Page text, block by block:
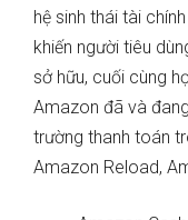
hệ sinh thái tài
khiến người tiêu
sở hữu, cuối cùng
Amazon đã và
trường thanh toán
Amazon Reload,